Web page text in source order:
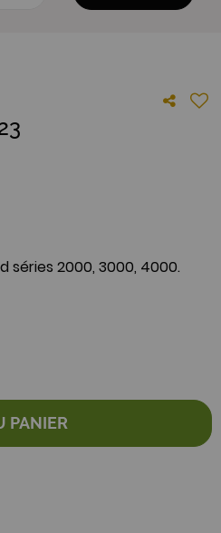
séries 2000, 3000, 4000.
PANIER